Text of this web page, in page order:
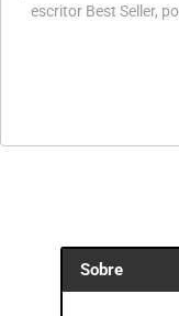
escritor Best Seller,
Sobre